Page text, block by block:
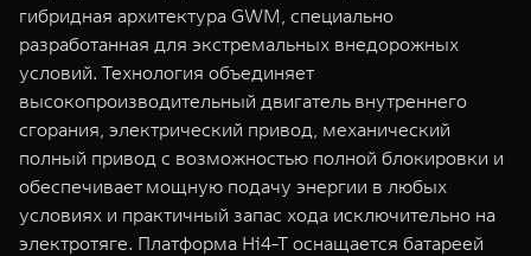
гибридная архитектура GWM, специально
разработанная для экстремальных внедорожных
условий. Технология объединяет
высокопроизводительный двигатель внутреннего
сгорания, электрический привод, механический
полный привод с возможностью полной блокировки и
обеспечивает мощную подачу энергии в любых
условиях и практичный запас хода исключительно на
электротяге. Платформа Hi4-T оснащается батареей